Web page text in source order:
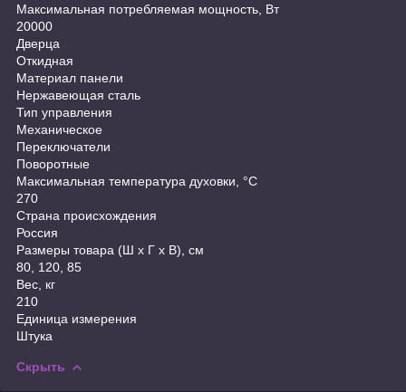
Максимальная потребляемая мощность, Вт
20000
Дверца
Откидная
Материал панели
Нержавеющая сталь
Тип управления
Механическое
Переключатели
Поворотные
Максимальная температура духовки, °С
270
Страна происхождения
Россия
Размеры товара (Ш х Г х В), см
80, 120, 85
Вес, кг
210
Единица измерения
Штука
Скрыть